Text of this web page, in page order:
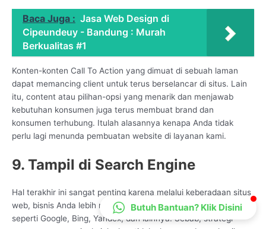
Baca Juga : Jasa Web Design di
Cipeundeuy - Bandung : Murah
Berkualitas #1
Konten-konten Call To Action yang dimuat di sebuah laman
dapat memancing client untuk terus berselancar di situs. Lain
itu, content atau pilihan-opsi yang menarik dan menjawab
kebutuhan konsumen juga terus membuat brand dan
konsumen terhubung. Itulah alasannya kenapa Anda tidak
perlu lagi menunda pembuatan website di layanan kami.
9. Tampil di Search Engine
Hal terakhir ini sangat penting karena melalui keberadaan situs
web, bisnis Anda lebih mudah ditemukan di mesin pencarian,
seperti Google, Bing, Yandex, dan lainnya. Sebab, strategi
Butuh Bantuan? Klik Disini